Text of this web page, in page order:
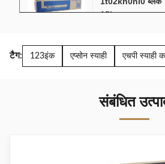
15k
मूल रिकोह टोनर
कारतूस एमपीसी2000
टैग: 123इंक एप्सोन स्याही एचपी स्याही
संबंधित